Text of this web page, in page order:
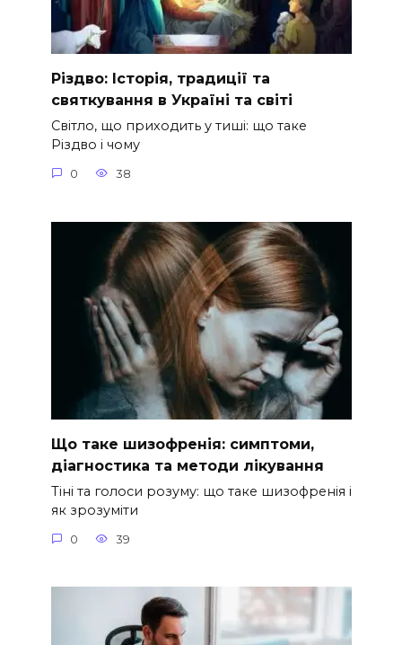
Різдво: Історія, традиції та
святкування в Україні та світі
Світло, що приходить у тиші: що таке
Різдво і чому
0 38
Що таке шизофренія: симптоми,
діагностика та методи лікування
Тіні та голоси розуму: що таке шизофренія і
як зрозуміти
0 39